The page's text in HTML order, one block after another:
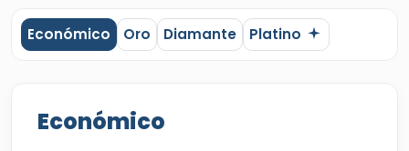
Económico Oro Diamante Platino
Económico